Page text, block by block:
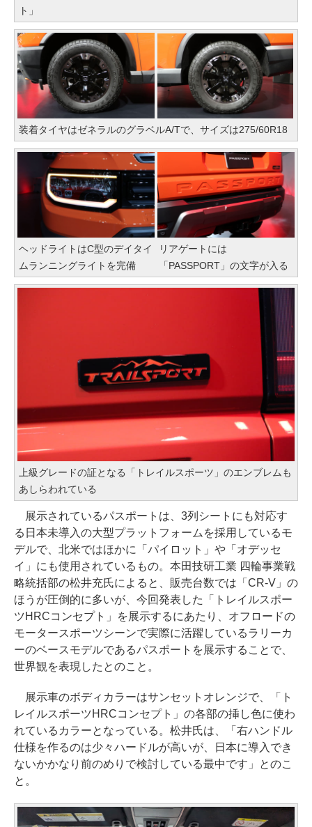
ト」
装着タイヤはゼネラルのグラベルA/Tで、サイズは275/60R18
ヘッドライトはC型のデイタイ
ムランニングライトを完備
リアゲートには
「PASSPORT」の文字が入る
上級グレードの証となる「トレイルスポーツ」のエンブレムも
あしらわれている
展示されているパスポートは、3列シートにも対応す
る日本未導入の大型プラットフォームを採用しているモ
デルで、北米ではほかに「パイロット」や「オデッセ
イ」にも使用されているもの。本田技研工業 四輪事業戦
略統括部の松井充氏によると、販売台数では「CR-V」の
ほうが圧倒的に多いが、今回発表した「トレイルスポー
ツHRCコンセプト」を展示するにあたり、オフロードの
モータースポーツシーンで実際に活躍しているラリーカ
ーのベースモデルであるパスポートを展示することで、
世界観を表現したとのこと。
展示車のボディカラーはサンセットオレンジで、「ト
レイルスポーツHRCコンセプト」の各部の挿し色に使わ
れているカラーとなっている。松井氏は、「右ハンドル
仕様を作るのは少々ハードルが高いが、日本に導入でき
ないかかなり前のめりで検討している最中です」とのこ
と。